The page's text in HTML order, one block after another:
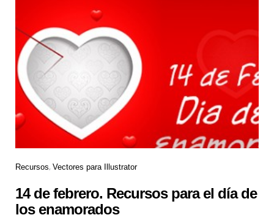
Recursos Vectores para Illustrator
14 de febrero. Recursos para el día de
los enamorados